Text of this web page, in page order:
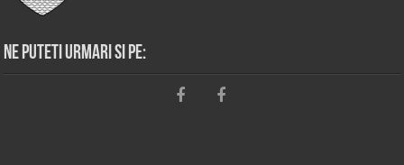
Ne puteti urmari si pe: